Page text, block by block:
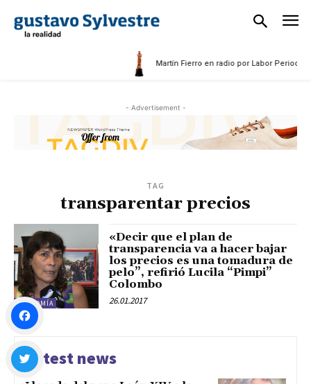
Martín Fierro en radio por Labor
- Advertisement -
TAG
transparentar precios
ECONOMÍA
«Decir que el plan de
transparencia va a hacer bajar
los precios es una tomadura de
pelo”, refirió Lucila “Pimpi”
Colombo
26.01.2017
Latest news
Facebook